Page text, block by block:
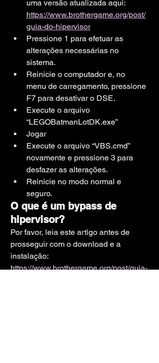
uma versão atualizada aqui:
https://www.brothergame.org/post/
guia-do-hipervisor
Pressione 1 para efetuar as
alterações necessárias no
sistema.
Reinicie o computador e, no
menu de carregamento, pressione
F7 para desativar o DSE.
Execute o arquivo
“LEGOBatmanLotDK.exe”
Jogar
Execute o arquivo “VBS.cmd”
novamente e pressione 3 para
desfazer as alterações.
Reinicie no modo normal e
seguro.
O que é um bypass de
hipervisor?
Por favor, leia este artigo antes de
prosseguir com o download e a
instalação:
https://www.brothergame.org/post/guia-